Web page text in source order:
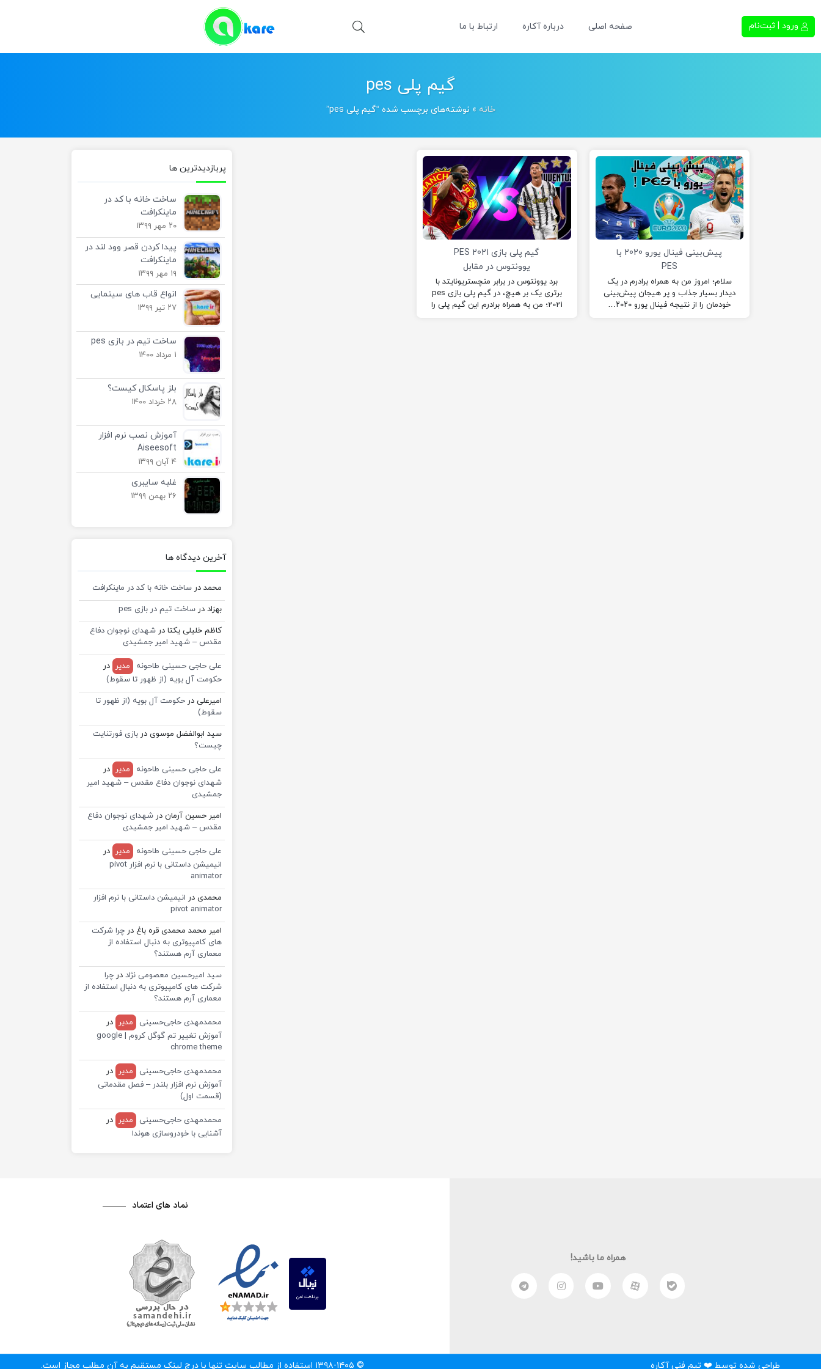
ورود | ثبت‌نام صفحه اصلی درباره آکاره ارتباط با ما
گیم پلی pes
خانه » نوشته‌های برچسب شده “گیم پلی pes”
پیش‌بینی فینال یورو 2020 با
PES
سلام؛ امروز من به همراه برادرم در یک
دیدار بسیار جذاب و پر هیجان پیش‌بینی
خودمان را از نتیجه فینال یورو ۲۰۲۰…
گیم پلی بازی PES 2021
یوونتوس در مقابل
منچستریونایتد
برد یوونتوس در برابر منچستریونایتد با
برتری یک بر هیچ، در گیم پلی بازی pes
2021؛ من به همراه برادرم این گیم پلی را
پربازدیدترین ها
ساخت خانه با کد در
ماینکرافت
۲۰ مهر ۱۳۹۹
پیدا کردن قصر وود لند در
ماینکرافت
۱۹ مهر ۱۳۹۹
انواع قاب های سینمایی
۲۷ تیر ۱۳۹۹
ساخت تیم در بازی pes
۱ مرداد ۱۴۰۰
بلز پاسکال کیست؟
۲۸ خرداد ۱۴۰۰
آموزش نصب نرم افزار
Aiseesoft
۴ آبان ۱۳۹۹
غلبه سایبری
۲۶ بهمن ۱۳۹۹
آخرین دیدگاه ها
محمد درساخت خانه با کد در ماینکرافت
بهزاد درساخت تیم در بازی pes
کاظم خلیلی یکتا درشهدای نوجوان دفاع
مقدس – شهید امیر جمشیدی
علی حاجی حسینی طاحونه مدیر
در
حکومت آل بویه (از ظهور تا سقوط)
امیرعلی درحکومت آل بویه (از ظهور تا
سقوط)
سید ابوالفضل موسوی دربازی فورتنایت
چیست؟
علی حاجی حسینی طاحونه مدیر
در
شهدای نوجوان دفاع مقدس – شهید امیر
جمشیدی
امیر حسین آرمان درشهدای نوجوان دفاع
مقدس – شهید امیر جمشیدی
علی حاجی حسینی طاحونه مدیر
در
انیمیشن داستانی با نرم افزار pivot
animator
محمدی در انیمیشن داستانی با نرم افزار
pivot animator
امیر محمد محمدی قره باغ درچرا شرکت
های کامپیوتری به دنبال استفاده از
معماری آرم هستند؟
سید امیرحسین معصومی نژاد درچرا
شرکت های کامپیوتری به دنبال استفاده از
معماری آرم هستند؟
محمدمهدی حاجی‌حسینی مدیر
در
آموزش تغییر تم گوگل کروم | google
chrome theme
محمدمهدی حاجی‌حسینی مدیر
در
آموزش نرم افزار بلندر – فصل مقدماتی
(قسمت اول)
محمدمهدی حاجی‌حسینی مدیر
در
آشنایی با خودروسازی هوندا
همراه ما باشید!
نماد های اعتماد
طراحی شده توسط ❤️ تیم فنی آکاره © ۱۳۹۸-۱۴۰۵ استفاده از مطالب سایت تنها با درج لینک مستقیم به آن مطلب مجاز است.‌